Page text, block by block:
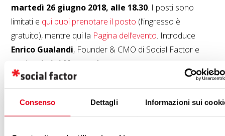
Consenso Dettagli Informazioni sui
martedì 26 giugno 2018, alle 18.30. I posti sono
limitati e qui puoi prenotare il posto (l’ingresso è
gratuito), mentre qui la Pagina dell’evento. Introduce
Enrico Gualandi, Founder & CMO di Social Factor e
modera Luigi Mastandrea.
dei meme” è fatto per raccontare cos’è a oggi il